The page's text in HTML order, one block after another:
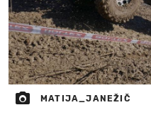
MATIJA_JANEŽIČ